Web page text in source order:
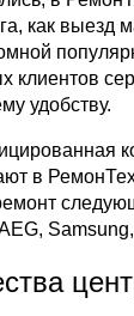
как выезд
клиентов
удобству.
в